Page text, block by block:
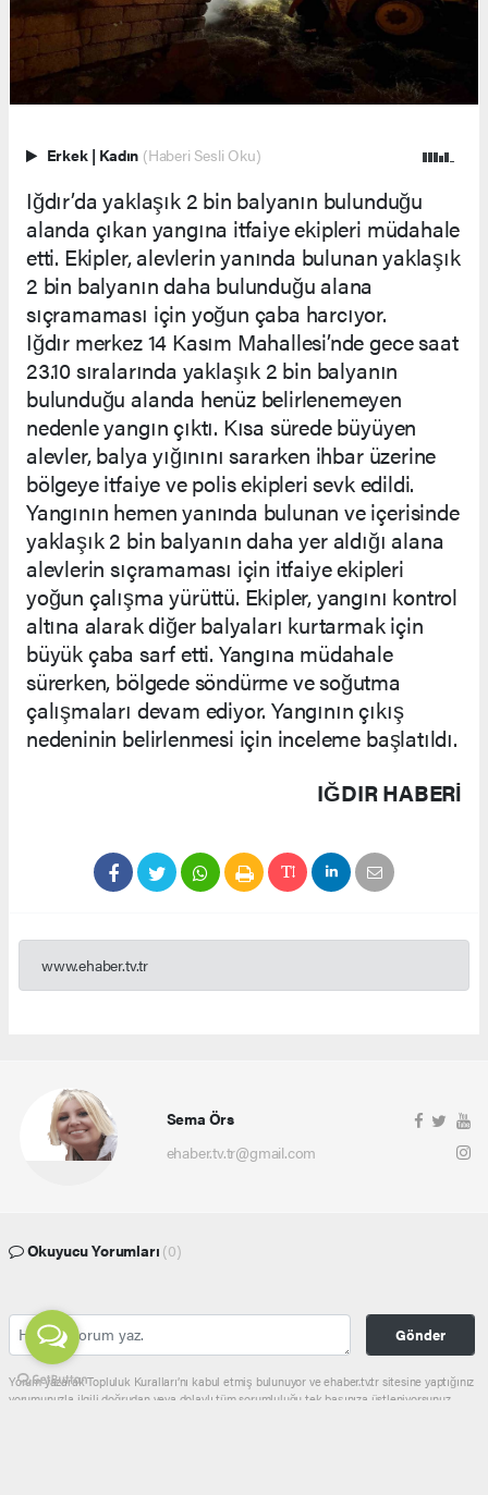
Erkek | Kadın (Haberi Sesli Oku)
Iğdır’da yaklaşık 2 bin balyanın bulunduğu
alanda çıkan yangına itfaiye ekipleri müdahale
etti. Ekipler, alevlerin yanında bulunan yaklaşık
2 bin balyanın daha bulunduğu alana
sıçramaması için yoğun çaba harcıyor.
Iğdır merkez 14 Kasım Mahallesi’nde gece saat
23.10 sıralarında yaklaşık 2 bin balyanın
bulunduğu alanda henüz belirlenemeyen
nedenle yangın çıktı. Kısa sürede büyüyen
alevler, balya yığınını sararken ihbar üzerine
bölgeye itfaiye ve polis ekipleri sevk edildi.
Yangının hemen yanında bulunan ve içerisinde
yaklaşık 2 bin balyanın daha yer aldığı alana
alevlerin sıçramaması için itfaiye ekipleri
yoğun çalışma yürüttü. Ekipler, yangını kontrol
altına alarak diğer balyaları kurtarmak için
büyük çaba sarf etti. Yangına müdahale
sürerken, bölgede söndürme ve soğutma
çalışmaları devam ediyor. Yangının çıkış
nedeninin belirlenmesi için inceleme başlatıldı.
IĞDIR HABERİ
www.ehaber.tv.tr
Sema Örs
ehaber.tv.tr@gmail.com
Okuyucu Yorumları (0)
Gönder
Yorum yazarak Topluluk Kuralları’nı kabul etmiş bulunuyor ve ehaber.tv.tr sitesine yaptığınız
yorumunuzla ilgili doğrudan veya dolaylı tüm sorumluluğu tek başınıza üstleniyorsunuz.